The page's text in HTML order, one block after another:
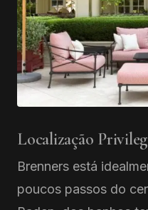
Localização
Brenners está
poucos passos do